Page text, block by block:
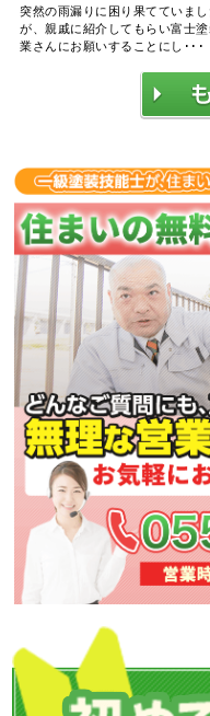
突然の雨漏りに困り果てていま
が、親戚に紹介してもらい富士塗
業さんにお願いすることにし･･･